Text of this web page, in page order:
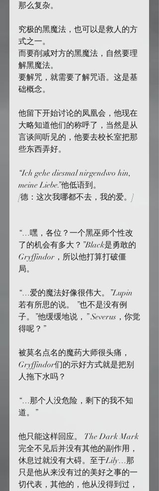
那么复杂。
究极的黑魔法，也可以是救人的方
式之一。
而要削减对方的黑魔法，自然要理
解黑魔法。
要解咒，就需要了解咒语。这是基
础概念。
他留下开始讨论的凤凰会，他现在
大略知道他们的称呼了，当然是从
言谈间听见的，他要去校长室把那
些东西弄好。
“Ich gehe diesmal nirgendwo hin,
meine Liebe.”他低语到。
[德：这次我哪都不去，我的爱。]
“…嘿，各位？一个黑巫师个性改
了的机会有多大？”Black是勇敢的
Gryffindor，所以他打算打破僵
局。
“…爱的魔法好像很伟大。”Lupin
若有所思的说。 ”也不是没有例
子。”他缓缓地说，” Severus，你觉
得呢？”
被莫名点名的魔药大师很头痛，
Gryffindor们的示好方式就是把别
人拖下水吗？
“…那个人没危险，剩下的我不知
道。”
他只能这样回应。 The Dark Mark
完全不见后并没有其他的副作用，
休息过就没有大碍。至于Lily…那
只是他从来没有过的美好之事的一
切代表，其他的，他从没得到过，